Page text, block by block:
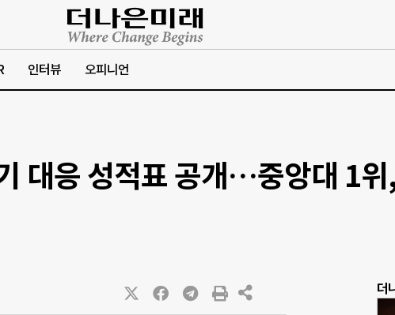
인터뷰 오피니언
대응 성적표 공개…중앙대 1위
더